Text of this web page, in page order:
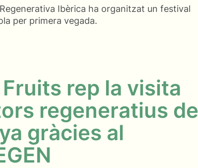
Ibèrica ha organitzat un festival
per primera vegada.
rep la visita
regeneratius de
gràcies al